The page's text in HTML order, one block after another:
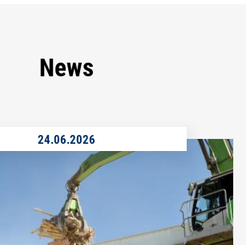
News
24.06.2026